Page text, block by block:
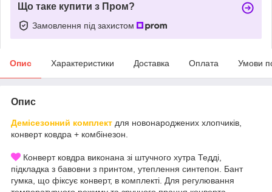
Що таке купити з Пром?
Замовлення під захистом
Опис Характеристики Доставка Оплата Умови
Опис
Демісезонний комплект для новонароджених хлопчиків,
конверт ковдра + комбінезон.
Конверт ковдра виконана зі штучного хутра Тедді,
підкладка з бавовни з принтом, утеплення синтепон. Бант
гумка, що фіксує конверт, в комплекті. Для регулювання